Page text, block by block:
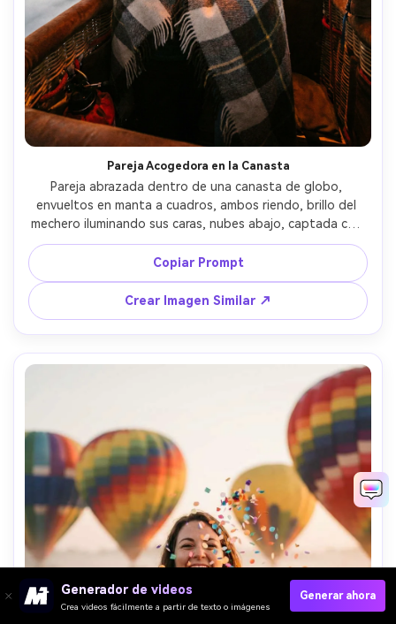
Pareja Acogedora en la Canasta
Pareja abrazada dentro de una canasta de globo,
envueltos en manta a cuadros, ambos riendo, brillo del
mechero iluminando sus caras, nubes abajo, captada con
Canon EOS R6, 35mm f/1.4, primer plano íntimo, detalle
realista de piel y sombras, vibra romántica
cinematográfica --ar 4:5
Copiar Prompt
Crear Imagen Similar ↗
Generador de videos
Crea videos fácilmente a partir de texto o imágenes
Generar ahora